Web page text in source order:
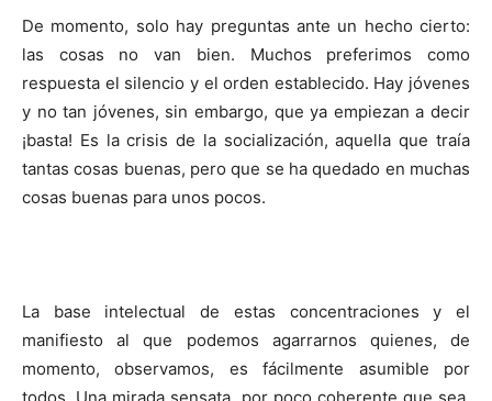
De momento, solo hay preguntas ante un hecho cierto:
las cosas no van bien. Muchos preferimos como
respuesta el silencio y el orden establecido. Hay jóvenes
y no tan jóvenes, sin embargo, que ya empiezan a decir
¡basta! Es la crisis de la socialización, aquella que traía
tantas cosas buenas, pero que se ha quedado en muchas
cosas buenas para unos pocos.
La base intelectual de estas concentraciones y el
manifiesto al que podemos agarrarnos quienes, de
momento, observamos, es fácilmente asumible por